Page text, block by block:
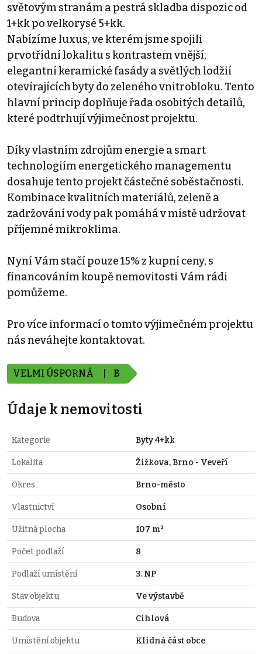
světovým stranám a pestrá skladba dispozic od
1+kk po velkorysé 5+kk.
Nabízíme luxus, ve kterém jsme spojili
prvotřídní lokalitu s kontrastem vnější,
elegantní keramické fasády a světlých lodžií
otevírajících byty do zeleného vnitrobloku. Tento
hlavní princip doplňuje řada osobitých detailů,
které podtrhují výjimečnost projektu.
Díky vlastním zdrojům energie a smart
technologiím energetického managementu
dosahuje tento projekt částečné soběstačnosti.
Kombinace kvalitních materiálů, zeleně a
zadržování vody pak pomáhá v místě udržovat
příjemné mikroklima.
Nyní Vám stačí pouze 15% z kupní ceny, s
financováním koupě nemovitosti Vám rádi
pomůžeme.
Pro více informací o tomto výjimečném projektu
nás neváhejte kontaktovat.
VELMI ÚSPORNÁ B
Údaje k nemovitosti
Kategorie Byty 4+kk
Lokalita Žižkova, Brno - Veveří
Okres Brno-město
Vlastnictví Osobní
Užitná plocha 107 m²
Počet podlaží 8
Podlaží umístění 3. NP
Stav objektu Ve výstavbě
Budova Cihlová
Umístění objektu Klidná část obce